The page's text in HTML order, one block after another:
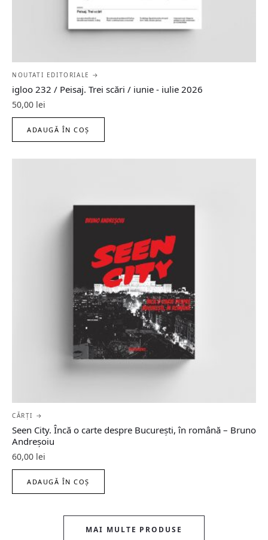
NOUTATI EDITORIALE →
igloo 232 / Peisaj. Trei scări / iunie - iulie 2026
50,00 lei
ADAUGĂ ÎN COȘ
CĂRȚI →
Seen City. Încă o carte despre București, în română – Bruno
Andreșoiu
60,00 lei
ADAUGĂ ÎN COȘ
MAI MULTE PRODUSE